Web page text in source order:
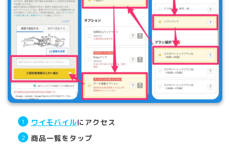
ワイモバイルにアクセス
商品一覧をタップ